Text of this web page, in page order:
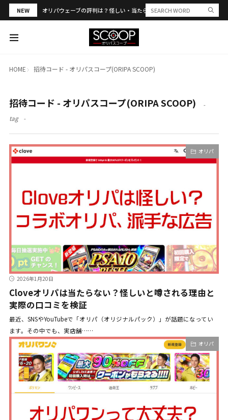
NEW オリパウェーブの評判は？怪しい・当たらない？PSA合算や発送トラブル
HOME 招待コード - オリパスコープ(ORIPA SCOOP)
招待コード - オリパスコープ(ORIPA SCOOP)
tag
オリパ
2026年1月20日
Cloveオリパは当たらない？怪しいと噂される理由と
実際の口コミを検証
最近、SNSやYouTubeで「オリパ（オリジナルパック）」が話題になってい
ます。その中でも、実店舗……
オリパ